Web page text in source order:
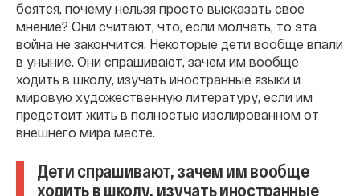
боятся, почему нельзя просто высказать свое
мнение? Они считают, что, если молчать, то эта
война не закончится. Некоторые дети вообще впали
в уныние. Они спрашивают, зачем им вообще
ходить в школу, изучать иностранные языки и
мировую художественную литературу, если им
предстоит жить в полностью изолированном от
внешнего мира месте.
Дети спрашивают, зачем им вообще
ходить в школу, изучать иностранные